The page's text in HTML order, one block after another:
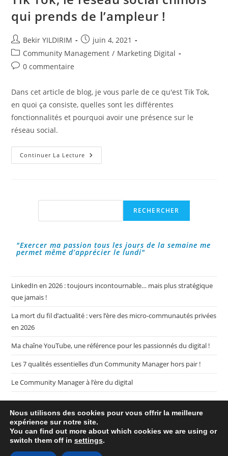
qui prends de l’ampleur !
Auteur/autrice
de
la
publication :
Bekir YILDIRIM
Publication
publiée :
juin 4, 2021
Post
category:
Community Management / Marketing Digital
Commentaires
publication :
0 commentaire
Dans cet article de blog, je vous parle de ce qu'est Tik Tok,
en quoi ça consiste, quelles sont les différentes
fonctionnalités et pourquoi avoir une présence sur le
réseau social.
Continuer La Lecture Tik
Tok,
L’ampleur
RECHERCHER
"Exercer ma passion tous les jours de la semaine me
permet même d’apprécier le lundi"
LinkedIn en 2026 : toujours incontournable… mais plus stratégique
que jamais !
La mort du fil d’actualité : vers l’ère des micro-communautés privées
en 2026
Ma chaîne YouTube, une référence pour les passionnés du digital !
Les 7 qualités essentielles d’un Community Manager hors pair !
Le Community Manager à l’ère du digital
Plan de mon blog My CM Mag
Nous utilisons des cookies pour vous offrir la meilleure
expérience sur notre site.
You can find out more about which cookies we are using or
switch them off in settings.